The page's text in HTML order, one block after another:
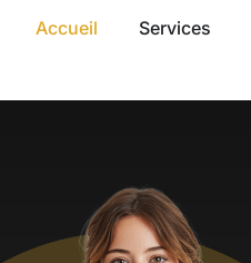
Accueil Services